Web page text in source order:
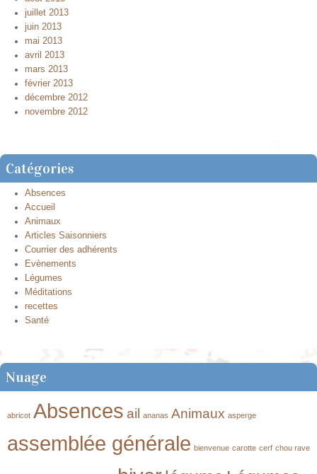
juillet 2013
juin 2013
mai 2013
avril 2013
mars 2013
février 2013
décembre 2012
novembre 2012
Catégories
Absences
Accueil
Animaux
Articles Saisonniers
Courrier des adhérents
Evènements
Légumes
Méditations
recettes
Santé
Nuage
abricot Absences ail ananas Animaux asperge
assemblée générale bienvenue carotte cerf chou rave